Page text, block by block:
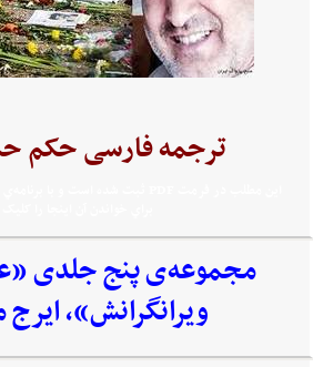
ترجمه فارسی حکم
مجموعه‌‌ی پنج جلدی
ویرانگرانش»،